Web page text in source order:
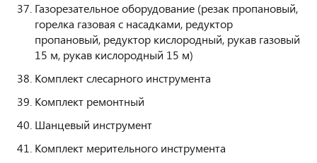
Газорезательное оборудование (резак пропановый,
горелка газовая с насадками, редуктор
пропановый, редуктор кислородный, рукав газовый
15 м, рукав кислородный 15 м)
Комплект слесарного инструмента
Комплект ремонтный
Шанцевый инструмент
Комплект мерительного инструмента